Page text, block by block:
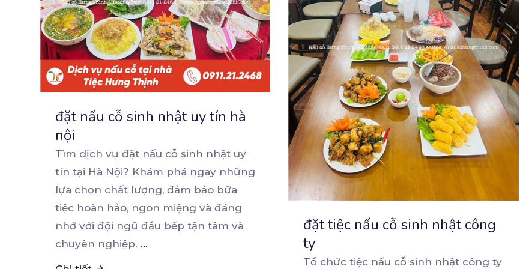
đặt nấu cỗ sinh nhật uy tín hà
nội
Tìm dịch vụ đặt nấu cỗ sinh nhật uy
tín tại Hà Nội? Khám phá ngay những
lựa chọn chất lượng, đảm bảo bữa
tiệc hoàn hảo, ngon miệng và đáng
nhớ với đội ngũ đầu bếp tận tâm và
chuyên nghiệp. ...
đặt tiệc nấu cỗ sinh nhật công
ty
Tổ chức tiệc nấu cỗ sinh nhật công ty